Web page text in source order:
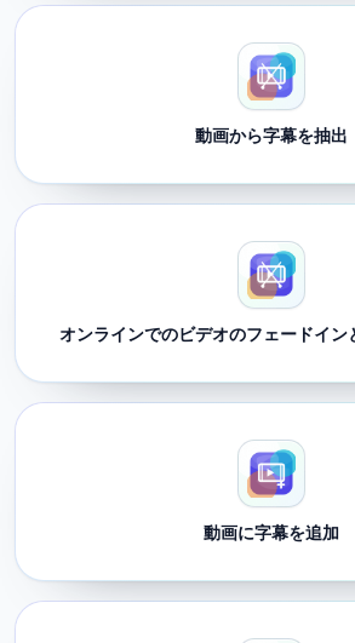
動画から字幕を抽出
オンラインでのビデオのフェードイン
動画に字幕を追加